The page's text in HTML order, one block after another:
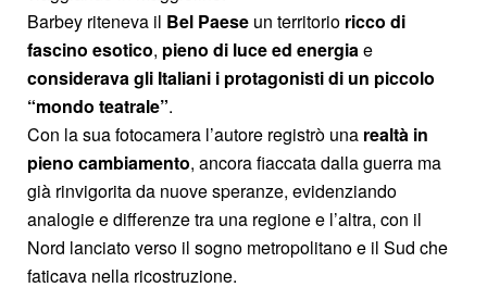
Barbey riteneva il Bel Paese un territorio ricco di
fascino esotico, pieno di luce ed energiae
considerava gli Italiani i protagonisti di un piccolo
“mondo teatrale”.
Con la sua fotocamera l’autore registrò una realtà in
pieno cambiamento, ancora fiaccata dalla guerra ma
già rinvigorita da nuove speranze, evidenziando
analogie e differenze tra una regione e l’altra, con il
Nord lanciato verso il sogno metropolitano e il Sud che
faticava nella ricostruzione.